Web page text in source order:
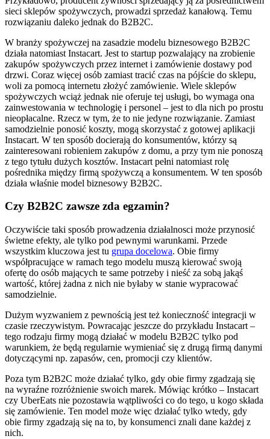
sieci sklepów spożywczych, prowadzi sprzedaż kanałową. Temu
rozwiązaniu daleko jednak do B2B2C.
W branży spożywczej na zasadzie modelu biznesowego B2B2C
działa natomiast Instacart. Jest to startup pozwalający na zrobienie
zakupów spożywczych przez internet i zamówienie dostawy pod
drzwi. Coraz więcej osób zamiast tracić czas na pójście do sklepu,
woli za pomocą internetu złożyć zamówienie. Wiele sklepów
spożywczych wciąż jednak nie oferuje tej usługi, bo wymaga ona
zainwestowania w technologię i personel – jest to dla nich po prostu
nieopłacalne. Rzecz w tym, że to nie jedyne rozwiązanie. Zamiast
samodzielnie ponosić koszty, mogą skorzystać z gotowej aplikacji
Instacart. W ten sposób docierają do konsumentów, którzy są
zainteresowani robieniem zakupów z domu, a przy tym nie ponoszą
z tego tytułu dużych kosztów. Instacart pełni natomiast rolę
pośrednika między firmą spożywczą a konsumentem. W ten sposób
działa właśnie model biznesowy B2B2C.
Czy B2B2C zawsze zda egzamin?
Oczywiście taki sposób prowadzenia działalnosci może przynosić
świetne efekty, ale tylko pod pewnymi warunkami. Przede
wszystkim kluczowa jest tu grupa docelowa. Obie firmy
współpracujące w ramach tego modelu muszą kierować swoją
ofertę do osób mających te same potrzeby i nieść za sobą jakąś
wartość, której żadna z nich nie byłaby w stanie wypracować
samodzielnie.
Dużym wyzwaniem z pewnością jest też konieczność integracji w
czasie rzeczywistym. Powracając jeszcze do przykładu Instacart –
tego rodzaju firmy mogą działać w modelu B2B2C tylko pod
warunkiem, że będą regularnie wymieniać się z drugą firmą danymi
dotyczącymi np. zapasów, cen, promocji czy klientów.
Poza tym B2B2C może działać tylko, gdy obie firmy zgadzają się
na wyraźne rozróżnienie swoich marek. Mówiąc krótko – Instacart
czy UberEats nie pozostawia wątpliwości co do tego, u kogo składa
się zamówienie. Ten model może więc działać tylko wtedy, gdy
obie firmy zgadzają się na to, by konsumenci znali dane każdej z
nich.